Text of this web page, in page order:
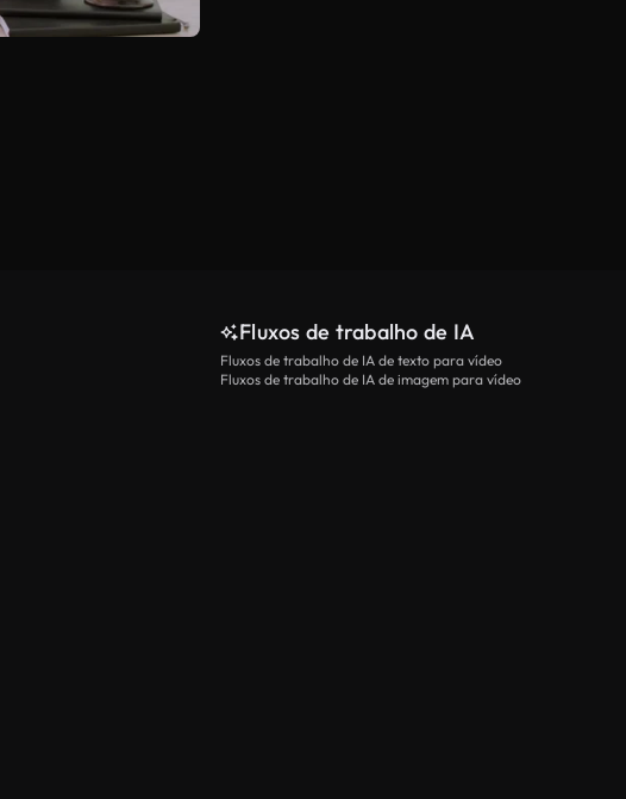
Fluxos de trabalho de IA
Fluxos de trabalho de IA de texto para vídeo
Fluxos de trabalho de IA de imagem para vídeo